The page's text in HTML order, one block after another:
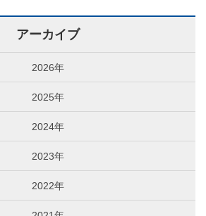
アーカイブ
2026年
2025年
2024年
2023年
2022年